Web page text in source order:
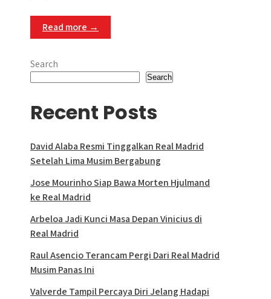
Read more →
Search
Search
Recent Posts
David Alaba Resmi Tinggalkan Real Madrid
Setelah Lima Musim Bergabung
Jose Mourinho Siap Bawa Morten Hjulmand
ke Real Madrid
Arbeloa Jadi Kunci Masa Depan Vinicius di
Real Madrid
Raul Asencio Terancam Pergi Dari Real Madrid
Musim Panas Ini
Valverde Tampil Percaya Diri Jelang Hadapi